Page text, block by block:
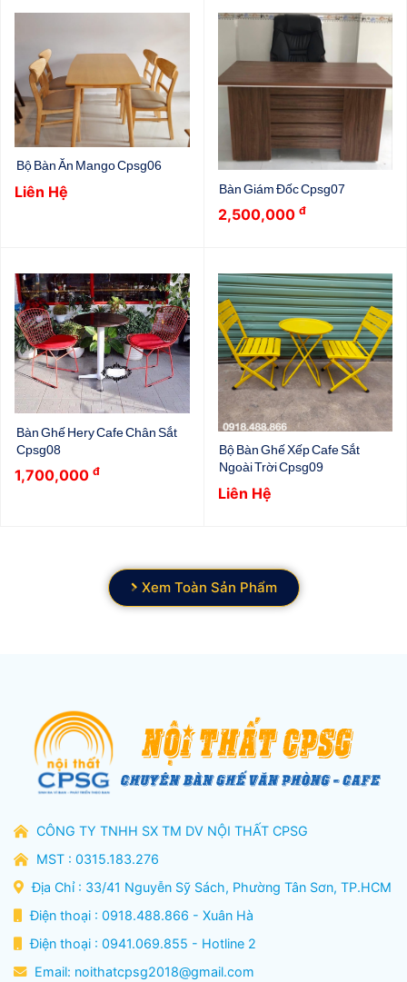
Bộ Bàn Ăn Mango Cpsg06
Liên Hệ Bàn Giám Đốc Cpsg07
2,500,000 đ
Bàn Ghế Hery Cafe Chân Sắt
Cpsg08
1,700,000 đ
Bộ Bàn Ghế Xếp Cafe Sắt
Ngoài Trời Cpsg09
Liên Hệ
Xem Toàn Sản Phẩm
CÔNG TY TNHH SX TM DV NỘI THẤT CPSG
MST : 0315.183.276
Địa Chỉ : 33/41 Nguyễn Sỹ Sách, Phường Tân Sơn, TP.HCM
Điện thoại : 0918.488.866 - Xuân Hà
Điện thoại : 0941.069.855 - Hotline 2
Email: noithatcpsg2018@gmail.com